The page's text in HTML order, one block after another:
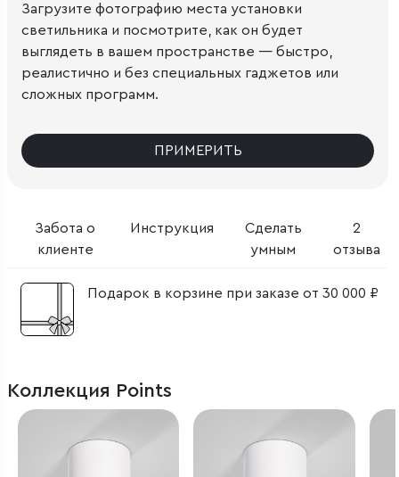
Забота о
клиенте
Инструкция
Сделать
умным
2
отзыва
Подарок в корзине при заказе от 30 000 ₽
Загрузите фотографию места установки
светильника и посмотрите, как он будет
выглядеть в вашем пространстве — быстро,
реалистично и без специальных гаджетов или
сложных программ.
ПРИМЕРИТЬ
Коллекция Points